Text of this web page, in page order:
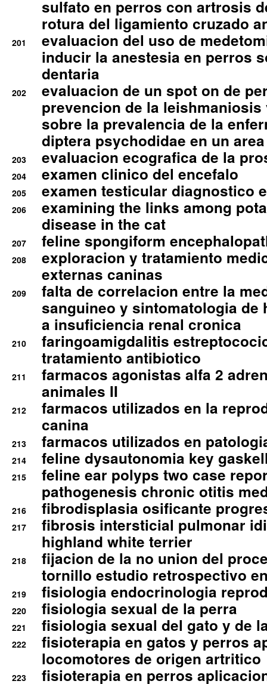
sulfato en perros con artrosis
rotura del ligamiento cruzado
201
evaluacion del uso de
inducir la anestesia en perros
dentaria
202
evaluacion de un spot on de
prevencion de la
sobre la prevalencia de la
diptera psychodidae en un
203 evaluacion ecografica de la
204 examen clinico del encefalo
205 examen testicular diagnostico
206
examining the links among
disease in the cat
207 feline spongiform
208
exploracion y tratamiento
externas caninas
209
falta de correlacion entre la
sanguineo y sintomatologia de
a insuficiencia renal cronica
210
faringoamigdalitis
tratamiento antibiotico
211
farmacos agonistas alfa 2
animales II
212
farmacos utilizados en la
canina
213 farmacos utilizados en
214 feline dysautonomia key
215
feline ear polyps two case
pathogenesis chronic otitis
216 fibrodisplasia osificante
217
fibrosis intersticial pulmonar
highland white terrier
218
fijacion de la no union del
tornillo estudio retrospectivo
219 fisiologia endocrinologia
220 fisiologia sexual de la perra
221 fisiologia sexual del gato y de
222
fisioterapia en gatos y perros
locomotores de origen artritico
223 fisioterapia en perros